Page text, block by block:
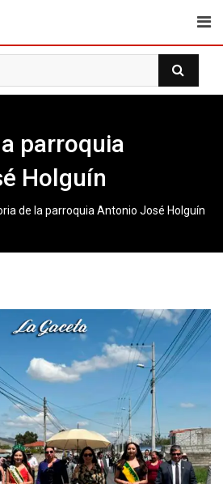
parroquia
Holguín
de la parroquia Antonio José Holguín